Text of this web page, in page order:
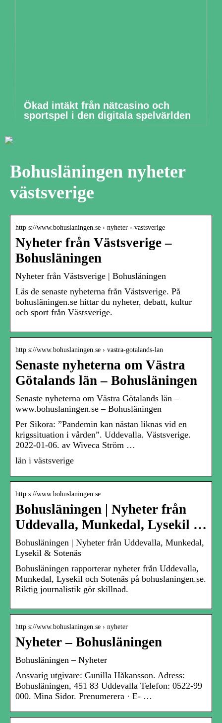
Ökad intäkt från nätcasino och
sportspel i den digitala spelvärlden
Bohusläningen nyheter
västsverige
http s://www.bohuslaningen.se › nyheter › vastsverige
Nyheter från Västsverige –
Bohusläningen
Nyheter från Västsverige | Bohusläningen
Läs de senaste nyheterna från Västsverige. På
bohusläningen.se hittar du nyheter, debatt, kultur
och sport från Västsverige.
http s://www.bohuslaningen.se › vastra-gotalands-lan
Senaste nyheterna om Västra
Götalands län – Bohusläningen
Senaste nyheterna om Västra Götalands län –
www.bohuslaningen.se – Bohusläningen
Per Sikora: ”Pandemin kan nästan liknas vid en
krigssituation i vården”. Uddevalla. Västsverige.
2022-01-06. av Wiveca Ström …
län i västsverige
http s://www.bohuslaningen.se
Bohusläningen | Nyheter från
Uddevalla, Munkedal, Lysekil …
Bohusläningen | Nyheter från Uddevalla, Munkedal,
Lysekil & Sotenäs
Bohusläningen rapporterar nyheter från Uddevalla,
Munkedal, Lysekil och Sotenäs på bohuslaningen.se.
Riktig journalistik gör skillnad.
http s://www.bohuslaningen.se › nyheter
Nyheter – Bohusläningen
Bohusläningen – Nyheter
Ansvarig utgivare: Gunilla Håkansson. Adress:
Bohusläningen, 451 83 Uddevalla Telefon: 0522-99
000. Mina Sidor. Prenumerera · E- …